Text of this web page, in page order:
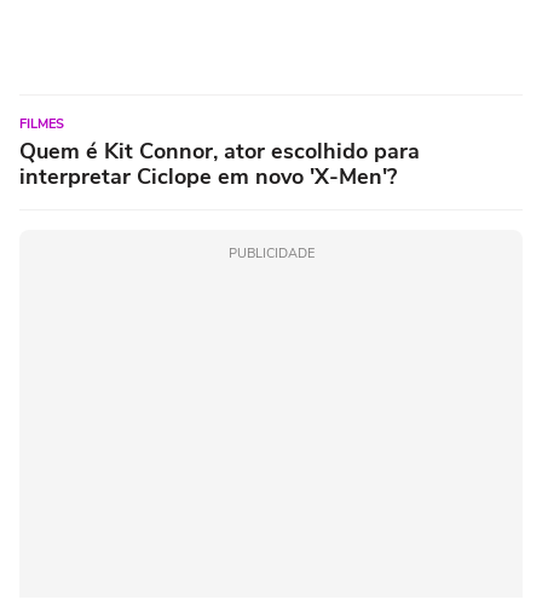
FILMES
Quem é Kit Connor, ator escolhido para
interpretar Ciclope em novo 'X-Men'?
PUBLICIDADE